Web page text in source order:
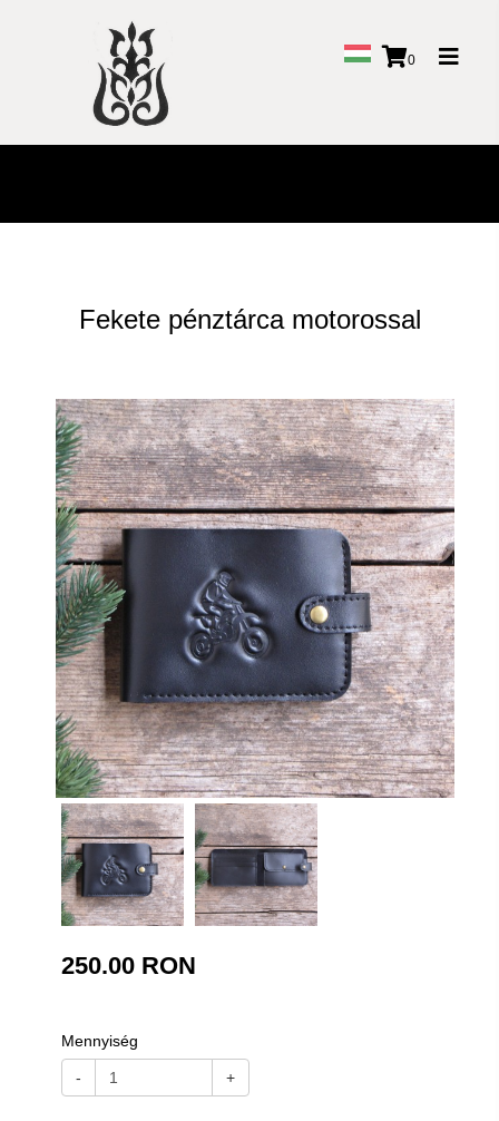
0
Fekete pénztárca motorossal
250.00 RON
Mennyiség
- +